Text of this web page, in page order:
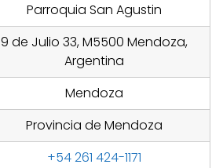
Parroquia San Agustin
9 de Julio 33, M5500 Mendoza,
Argentina
Mendoza
Provincia de Mendoza
+54 261 424-1171